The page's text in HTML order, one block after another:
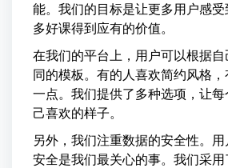
能。我们的目标是让更多用户感
多好课得到应有的价值。
在我们的平台上，用户可以根据
同的模板。有的人喜欢简约风格
一点。我们提供了多种选项，让
己喜欢的样子。
另外，我们注重数据的安全性。
安全是我们最关心的事。我们采